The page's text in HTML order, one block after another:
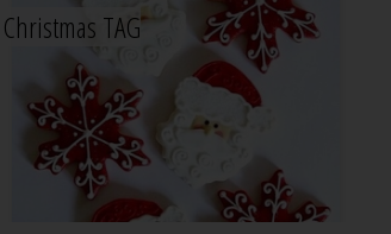
Christmas TAG